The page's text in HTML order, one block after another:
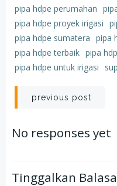
pipa hdpe perumahan
pipa hdpe proyek irigasi
pipa hdpe sumatera pipa
pipa hdpe terbaik pipa
pipa hdpe untuk irigasi
Post
navigation
previous post
No responses yet
Tinggalkan